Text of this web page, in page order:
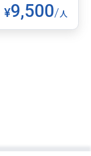
¥9,500/人